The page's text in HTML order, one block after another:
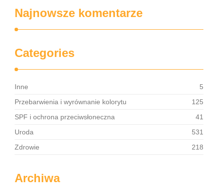
Najnowsze komentarze
Categories
Inne
5
Przebarwienia i wyrównanie kolorytu
125
SPF i ochrona przeciwsłoneczna
41
Uroda
531
Zdrowie
218
Archiwa